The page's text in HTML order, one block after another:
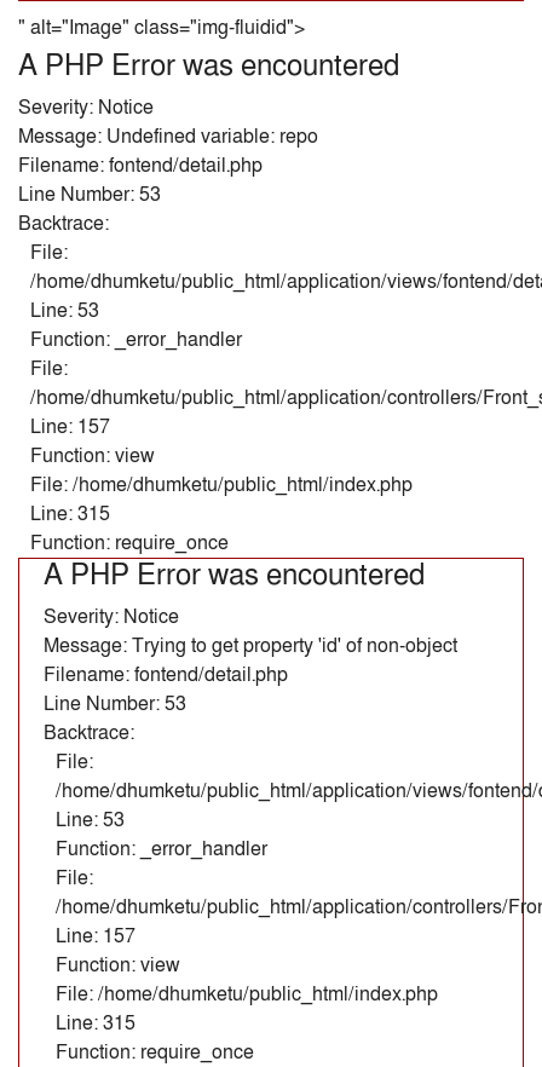
" alt="Image" class="img-fluidid">
A PHP Error was encountered
Severity: Notice
Message: Undefined variable: repo
Filename: fontend/detail.php
Line Number: 53
Backtrace:
File:
/home/dhumketu/public_html/application/views/fontend/
Line: 53
Function: _error_handler
File:
/home/dhumketu/public_html/application/controllers/
Line: 157
Function: view
File: /home/dhumketu/public_html/index.php
Line: 315
Function: require_once
A PHP Error was encountered
Severity: Notice
Message: Trying to get property 'id' of non-object
Filename: fontend/detail.php
Line Number: 53
Backtrace:
File:
/home/dhumketu/public_html/application/views/
Line: 53
Function: _error_handler
File:
/home/dhumketu/public_html/application/controllers/
Line: 157
Function: view
File: /home/dhumketu/public_html/index.php
Line: 315
Function: require_once